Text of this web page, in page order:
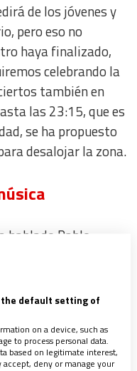
de los jóvenes y
pero eso no
haya finalizado,
celebrando la
también en
las 23:15, que es
se ha propuesto
desalojar la zona.
hablado Pablo
De hecho, ha
más
Siloé, Beret,
días.
default setting of
on a device, such as
to process personal data.
based on legitimate interest,
deny or manage your